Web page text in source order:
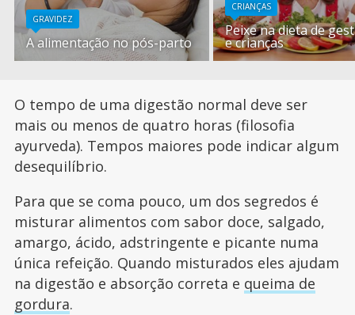
GRAVIDEZ
A alimentação no pós-parto
CRIANÇAS
Peixe na dieta de
e crianças
O tempo de uma digestão normal deve ser
mais ou menos de quatro horas (filosofia
ayurveda). Tempos maiores pode indicar algum
desequilíbrio.
Para que se coma pouco, um dos segredos é
misturar alimentos com sabor doce, salgado,
amargo, ácido, adstringente e picante numa
única refeição. Quando misturados eles ajudam
na digestão e absorção correta e queima de
gordura.